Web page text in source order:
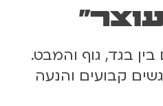
בגד, גוף והמבט.
קבועים והנעה